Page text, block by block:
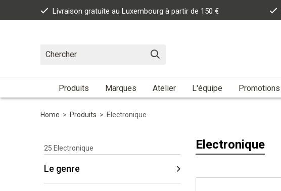
Livraison gratuite au Luxembourg à partir de 150 €
Produits Marques Atelier L'équipe Promotions
Home > Produits > Electronique
25 Electronique
Le genre
Electronique